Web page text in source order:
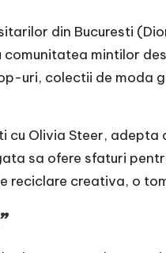
din Bucuresti
mintilor
uri, colectii de moda
Olivia Steer, adepta
sa ofere sfaturi
creativa, o